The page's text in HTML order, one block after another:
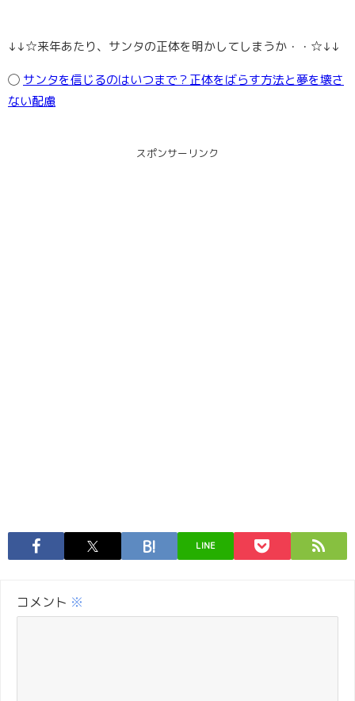
↓↓☆来年あたり、サンタの正体を明かしてしまうか・・☆↓↓
◯ サンタを信じるのはいつまで？正体をばらす方法と夢を壊さ
ない配慮
スポンサーリンク
LINE
コメント ※